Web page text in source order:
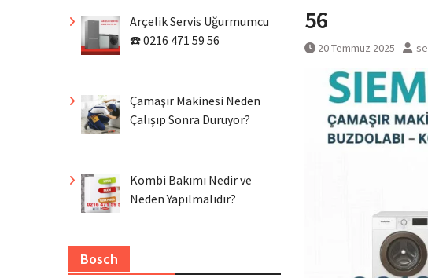
56
20 Temmuz 2025
Arçelik Servis Uğurmumcu
☎️ 0216 471 59 56
Çamaşır Makinesi Neden
Çalışıp Sonra Duruyor?
Kombi Bakımı Nedir ve
Neden Yapılmalıdır?
Bosch